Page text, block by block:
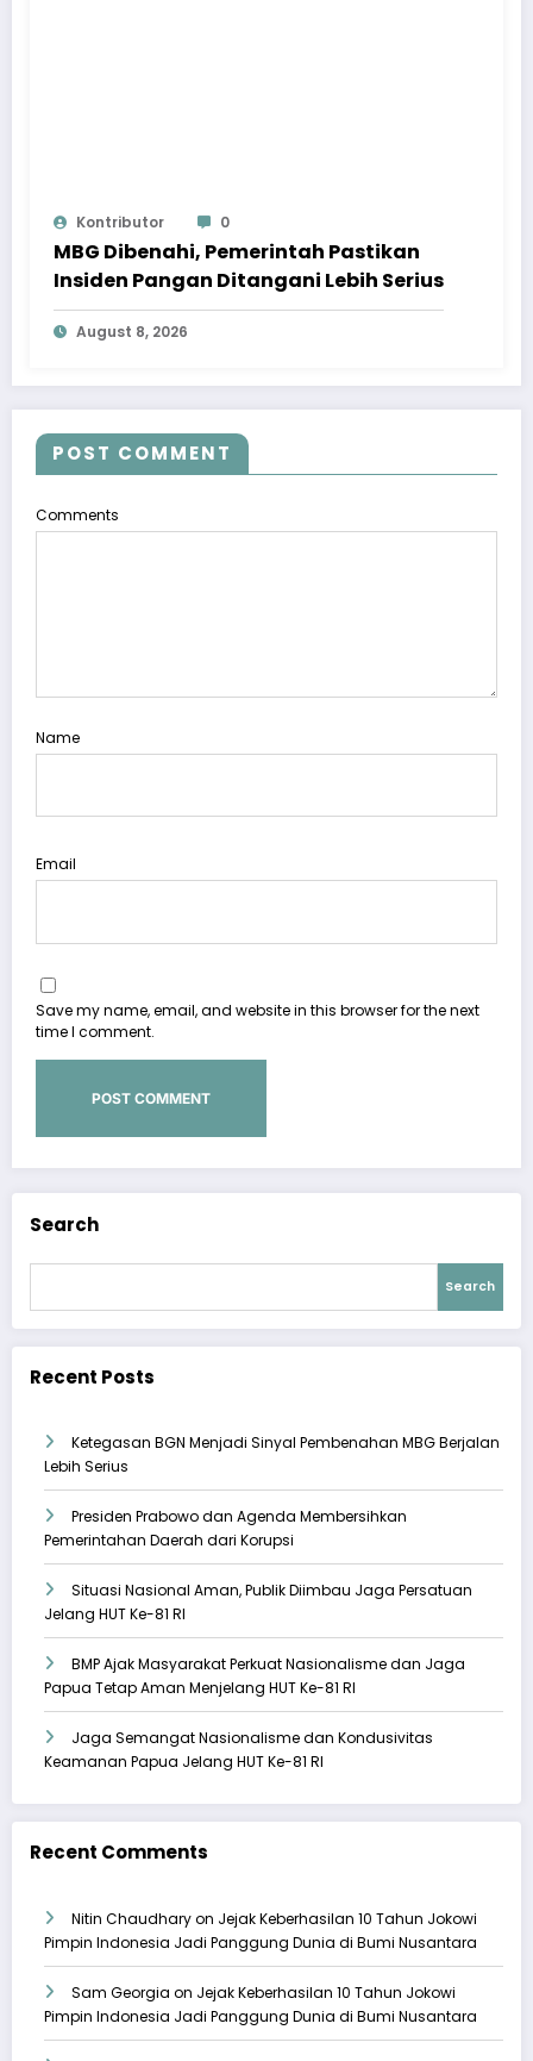
Kontributor 0
MBG Dibenahi, Pemerintah Pastikan
Insiden Pangan Ditangani Lebih Serius
August 8, 2026
POST COMMENT
Comments
Name
Email
Save my name, email, and website in this browser for the next
time I comment.
Search
Search
Recent Posts
Ketegasan BGN Menjadi Sinyal Pembenahan MBG Berjalan
Lebih Serius
Presiden Prabowo dan Agenda Membersihkan
Pemerintahan Daerah dari Korupsi
Situasi Nasional Aman, Publik Diimbau Jaga Persatuan
Jelang HUT Ke-81 RI
BMP Ajak Masyarakat Perkuat Nasionalisme dan Jaga
Papua Tetap Aman Menjelang HUT Ke-81 RI
Jaga Semangat Nasionalisme dan Kondusivitas
Keamanan Papua Jelang HUT Ke-81 RI
Recent Comments
Nitin Chaudharyon Jejak Keberhasilan 10 Tahun Jokowi
Pimpin Indonesia Jadi Panggung Dunia di Bumi Nusantara
Sam Georgia on Jejak Keberhasilan 10 Tahun Jokowi
Pimpin Indonesia Jadi Panggung Dunia di Bumi Nusantara